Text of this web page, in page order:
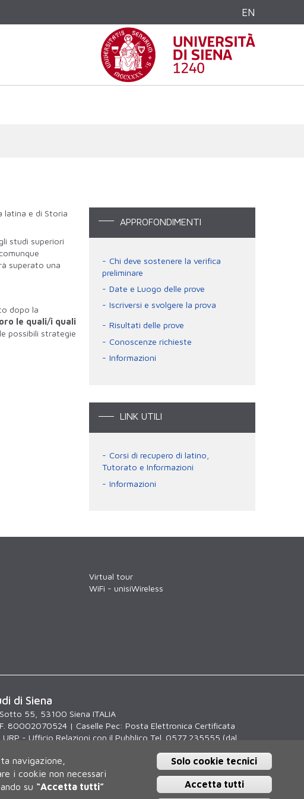
EN
latina e di Storia
studi superiori
superato una
dopo la
le quali/i quali
possibili strategie
APPROFONDIMENTI
Chi deve sostenere la verifica
preliminare
Date e Luogo delle prove
Iscriversi e svolgere la prova
Risultati delle prove
Conoscenze richieste
Informazioni
LINK UTILI
Corsi di recupero di latino,
Tutorato e Informazioni
Informazioni
Virtual tour
WiFi - unisiWireless
di Siena
55, 53100 Siena ITALIA
80002070524 | Caselle Pec: Posta Elettronica Certificata
- Ufficio Relazioni con il Pubblico Tel. 0577 235555 (dal
navigazione,
i cookie non necessari
su “Accetta tutti”
Solo cookie tecnici
Accetta tutti